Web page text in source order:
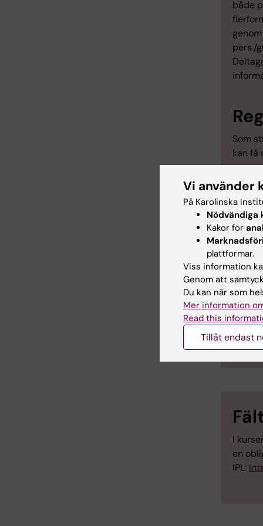
både
pers./
Som
kan få
ser
Du
Du
Vid
I
en
IPL:
Vi använder
På Karolinska
Nödvändiga
Kakor för
plattformar.
Viss information
Genom att
Du kan när som
Mer information
Read this
Tillåt endast